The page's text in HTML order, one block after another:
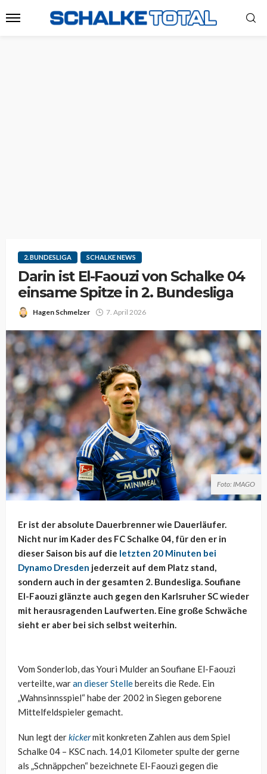
2. BUNDESLIGA SCHALKE NEWS
Darin ist El-Faouzi von Schalke 04
einsame Spitze in 2. Bundesliga
Hagen Schmelzer 7. April 2026
Foto: IMAGO
Er ist der absolute Dauerbrenner wie Dauerläufer.
Nicht nur im Kader des FC Schalke 04, für den er in
dieser Saison bis auf die letzten 20 Minuten bei
Dynamo Dresden jederzeit auf dem Platz stand,
sondern auch in der gesamten 2. Bundesliga. Soufiane
El-Faouzi glänzte auch gegen den Karlsruher SC wieder
mit herausragenden Laufwerten. Eine große Schwäche
sieht er aber bei sich selbst weiterhin.
Vom Sonderlob, das Youri Mulder an Soufiane El-Faouzi
verteilte, waran dieser Stellebereits die Rede. Ein
„Wahnsinnsspiel“ habe der 2002 in Siegen geborene
Mittelfeldspieler gemacht.
Nun legt derkickermit konkreten Zahlen aus dem Spiel
Schalke 04 – KSC nach. 14,01 Kilometer spulte der gerne
als „Schnäppchen“ bezeichnete El-Faouzi gegen die